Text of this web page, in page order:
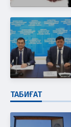
ТАБИҒАТ